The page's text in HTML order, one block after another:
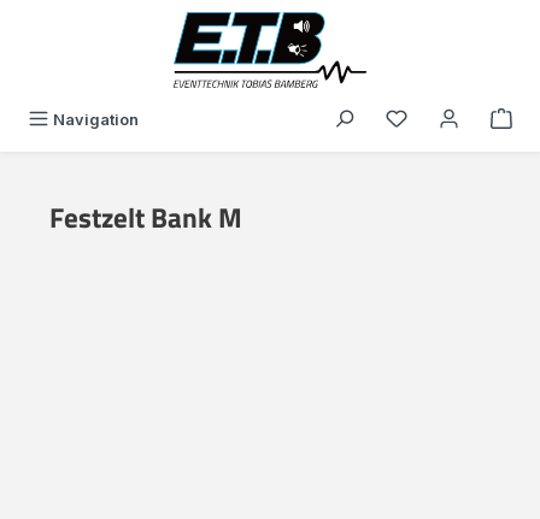
Navigation You have 0
Festzelt Bank M